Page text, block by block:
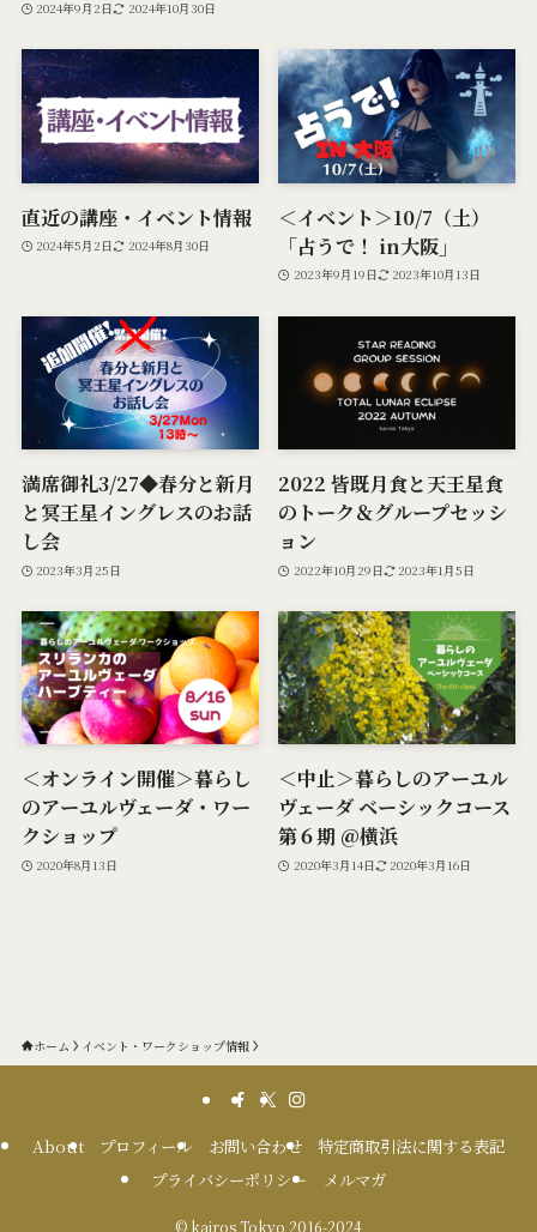
2024年9月2日 2024年10月30日
直近の講座・イベント情報
2024年5月2日 2024年8月30日
＜イベント＞10/7（土）
「占うで！ in大阪」
2023年9月19日 2023年10月13日
満席御礼3/27◆春分と新月
と冥王星イングレスのお話
し会
2023年3月25日
2022 皆既月食と天王星食
のトーク＆グループセッシ
ョン
2022年10月29日 2023年1月5日
＜オンライン開催＞暮らし
のアーユルヴェーダ・ワー
クショップ
2020年8月13日
＜中止＞暮らしのアーユル
ヴェーダ ベーシックコース
第６期 @横浜
2020年3月14日 2020年3月16日
ホーム イベント・ワークショップ情報
About プロフィール お問い合わせ
特定商取引法に関する表記
プライバシーポリシー
メルマガ
© kairos Tokyo 2016-2024